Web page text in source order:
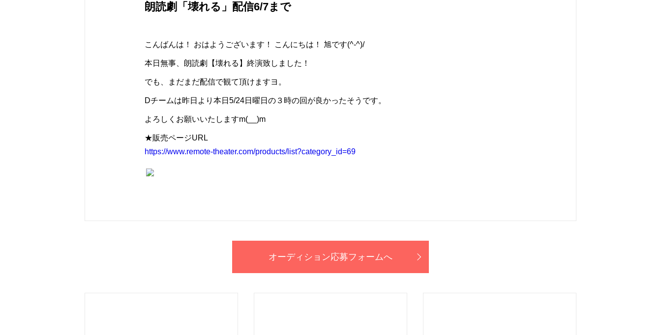
朗読劇「壊れる」配信6/7まで
こんばんは！ おはようございます！ こんにちは！ 旭です(^-^)/
本日無事、朗読劇【壊れる】終演致しました！
でも、まだまだ配信で観て頂けますヨ。
Dチームは昨日より本日5/24日曜日の３時の回が良かったそうです。
よろしくお願いいたしますm(__)m
★販売ページURL
https://www.remote-theater.com/products/list?category_id=69
オーディション応募フォームへ